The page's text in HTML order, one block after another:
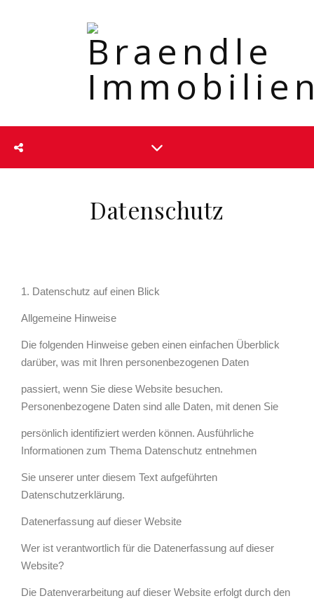
Datenschutz
1. Datenschutz auf einen Blick
Allgemeine Hinweise
Die folgenden Hinweise geben einen einfachen Überblick
darüber, was mit Ihren personenbezogenen Daten
passiert, wenn Sie diese Website besuchen.
Personenbezogene Daten sind alle Daten, mit denen Sie
persönlich identifiziert werden können. Ausführliche
Informationen zum Thema Datenschutz entnehmen
Sie unserer unter diesem Text aufgeführten
Datenschutzerklärung.
Datenerfassung auf dieser Website
Wer ist verantwortlich für die Datenerfassung auf dieser
Website?
Die Datenverarbeitung auf dieser Website erfolgt durch den